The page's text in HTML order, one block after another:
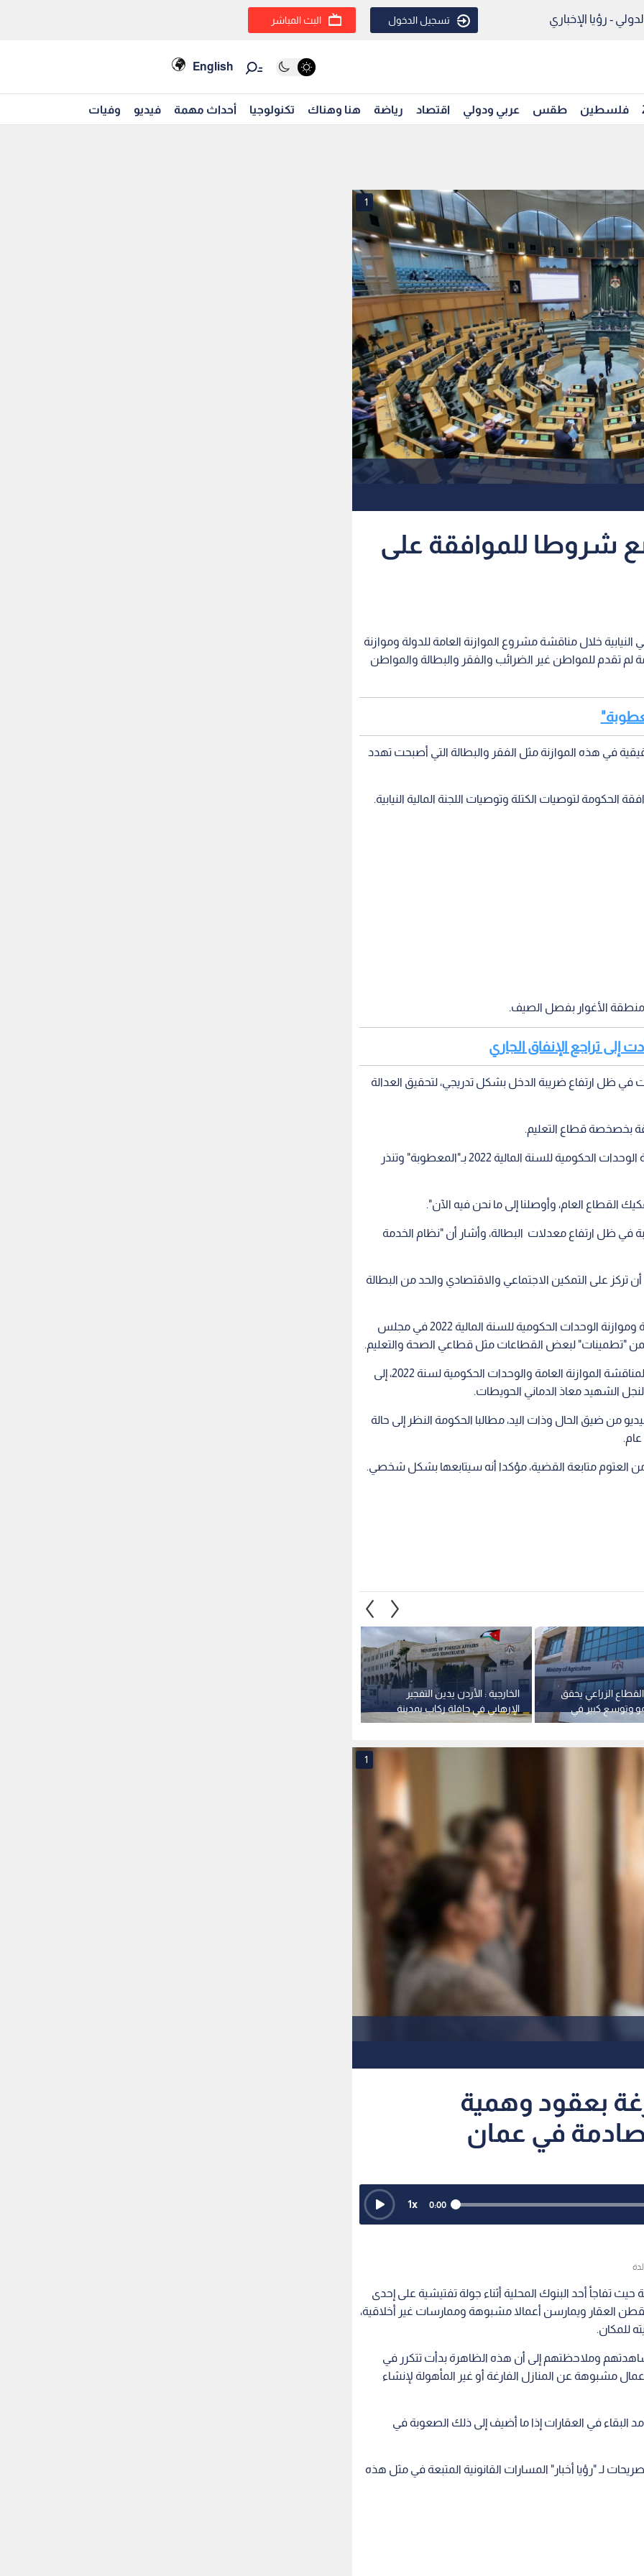
- رؤيا الإخباري تسجيل الدخول البث المباشر
English
فلسطين طقس عربي ودولي اقتصاد رياضة هنا وهناك تكنولوجيا أحداث مهمة فيديو وفيات
1
شروطا للموافقة على
النيابية خلال مناقشة مشروع الموازنة العامة للدولة وموازنة
الأحد، إن "الحكومة لم تقدم للمواطن غير الضرائب والفقر والبطالة والمواطن
في هذه الموازنة مثل الفقر والبطالة التي أصبحت تهدد
الحكومة لتوصيات الكتلة وتوصيات اللجنة المالية النيابية.
منطقة الأغوار بفصل الصيف.
إلى تراجع الإنفاق الجاري
ظل ارتفاع ضريبة الدخل بشكل تدريجي، لتحقيق العدالة
بخصخصة قطاع التعليم.
ووصف النائب ماجد الرواشدة الموازنة العامة وموازنة الوحدات الحكومية للسنة المالية 2022 بـ"المعطوبة" وتنذر
القطاع العام، وأوصلنا إلى ما نحن فيه الآن".
ظل ارتفاع معدلات البطالة، وأشار أن "نظام الخدمة
تركز على التمكين الاجتماعي والاقتصادي والحد من البطالة
وأضاف العجارمة، خلال مناقشة الموازنة العامة للدولة وموازنة الوحدات الحكومية للسنة المالية 2022 في مجلس
"تطمينات" لبعض القطاعات مثل قطاعي الصحة والتعليم.
وتطرق النائب زيد العتوم خلال جلسة مجلس النواب لمناقشة الموازنة العامة والوحدات الحكومية لسنة 2022، إلى
الشهيد معاذ الدماني الحويطات.
من ضيق الحال وذات اليد، مطالبا الحكومة النظر إلى حالة
العتوم متابعة القضية، مؤكدا أنه سيتابعها بشكل شخصي.
الخارجية : الأردن يدين التفجير
الإرهابي في حافلة ركاب بمدينة
جرمانا بريف دمشق في سوريا
القطاع الزراعي يحقق
وتوسع كبير في
1
بعقود وهمية
صادمة في عمان
0:00
1x
تفاجأ أحد البنوك المحلية أثناء جولة تفتيشية على إحدى
العقار ويمارسن أعمالا مشبوهة وممارسات غير أخلاقية،
للمكان.
وملاحظتهم إلى أن هذه الظاهرة بدأت تتكرر في
مشبوهة عن المنازل الفارغة أو غير المأهولة لإنشاء
البقاء في العقارات إذا ما أضيف إلى ذلك الصعوبة في
لـ "رؤيا أخبار" المسارات القانونية المتبعة في مثل هذه